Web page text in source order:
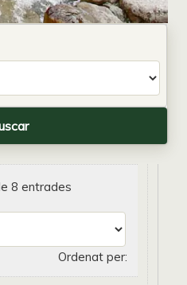
8 entrades
Ordenat per: